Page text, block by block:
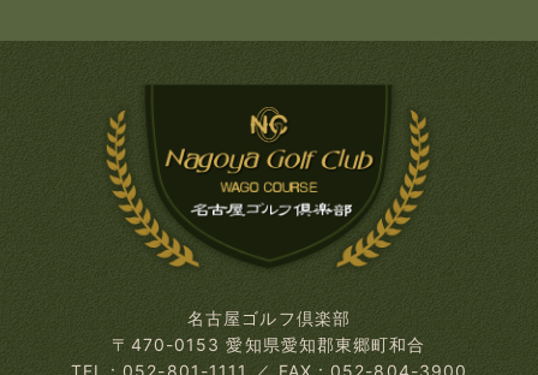
名古屋ゴルフ倶楽部
〒470-0153 愛知県愛知郡東郷町和合